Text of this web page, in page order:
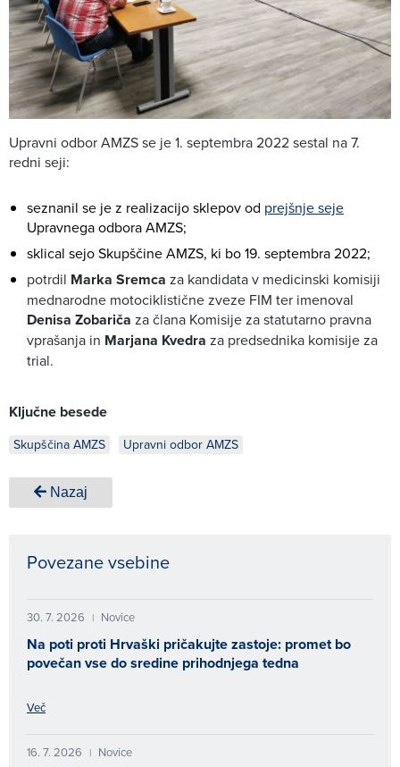
Upravni odbor AMZS se je 1. septembra 2022 sestal na 7.
redni seji:
seznanil se je z realizacijo sklepov od prejšnje seje
Upravnega odbora AMZS;
sklical sejo Skupščine AMZS, ki bo 19. septembra 2022;
potrdil Marka Sremca za kandidata v medicinski komisiji
mednarodne motociklistične zveze FIM ter imenoval
Denisa Zobariča za člana Komisije za statutarno pravna
vprašanja in Marjana Kvedra za predsednika komisije za
trial.
Ključne besede
Skupščina AMZS Upravni odbor AMZS
Nazaj
Povezane vsebine
30. 7. 2026 | Novice
Na poti proti Hrvaški pričakujte zastoje: promet bo
povečan vse do sredine prihodnjega tedna
Več
16. 7. 2026 | Novice